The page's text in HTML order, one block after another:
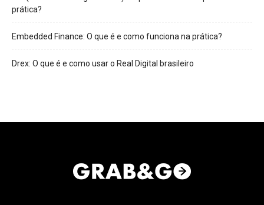
prática?
Embedded Finance: O que é e como funciona na prática?
Drex: O que é e como usar o Real Digital brasileiro